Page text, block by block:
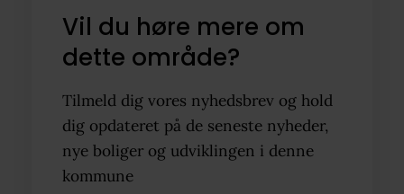
Vil du høre mere om
dette område?
Tilmeld dig vores nyhedsbrev og hold
dig opdateret på de seneste nyheder,
nye boliger og udviklingen i denne
kommune